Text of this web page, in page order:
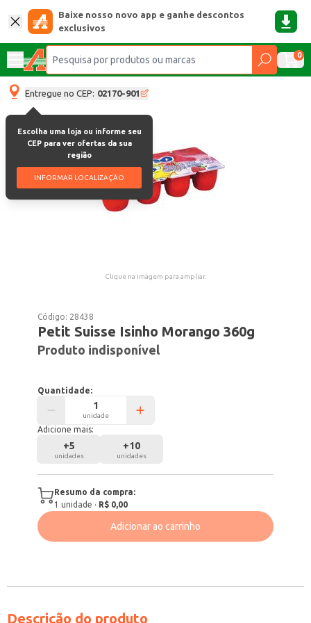
Baixe nosso novo app e ganhe descontos
exclusivos
0
Entregue no CEP: 02170-901
Escolha uma loja ou informe seu
CEP para ver ofertas da sua
região
INFORMAR LOCALIZAÇÃO
Clique na imagem para ampliar.
Código: 28438
Petit Suisse Isinho Morango 360g
Produto indisponível
Quantidade:
unidade
Adicione mais:
+5
unidades
+10
unidades
Resumo da compra:
1 unidade · R$ 0,00
Adicionar ao carrinho
Descrição do produto